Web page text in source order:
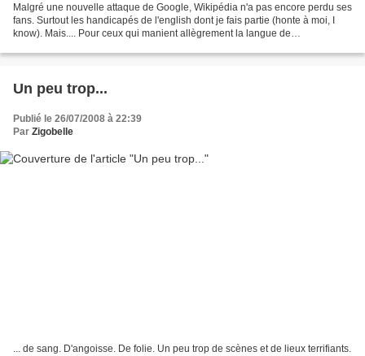
Malgré une nouvelle attaque de Google, Wikipédia n'a pas encore perdu ses
fans. Surtout les handicapés de l'english dont je fais partie (honte à moi, I
know). Mais.... Pour ceux qui manient allègrement la langue de
Un peu trop...
Publié le 26/07/2008 à 22:39
Par Zigobelle
... de sang. D'angoisse. De folie. Un peu trop de scènes et de lieux terrifiants.